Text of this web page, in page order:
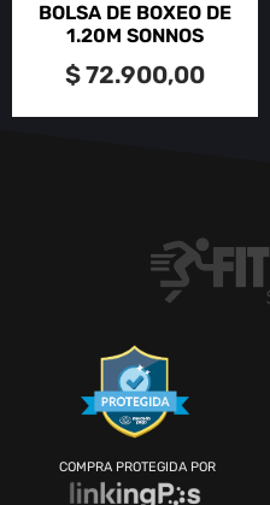
BOLSA DE BOXEO DE
1.20M SONNOS
$72.900,00
COMPRA PROTEGIDA POR